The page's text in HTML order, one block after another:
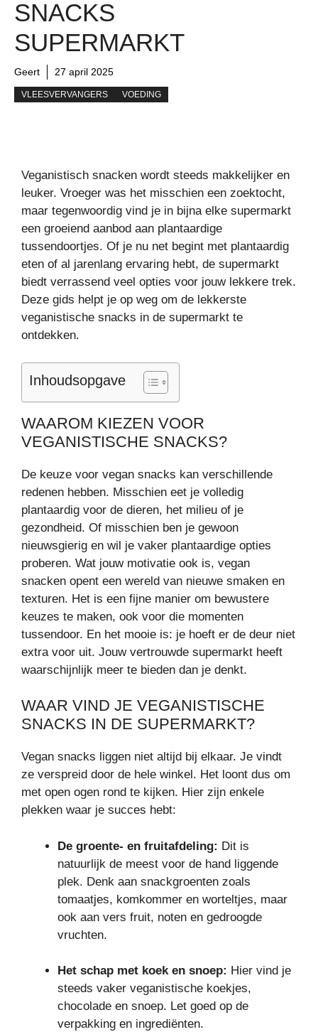
SNACKS
SUPERMARKT
Geert 27 april 2025
VLEESVERVANGERS VOEDING
Veganistisch snacken wordt steeds makkelijker en
leuker. Vroeger was het misschien een zoektocht,
maar tegenwoordig vind je in bijna elke supermarkt
een groeiend aanbod aan plantaardige
tussendoortjes. Of je nu net begint met plantaardig
eten of al jarenlang ervaring hebt, de supermarkt
biedt verrassend veel opties voor jouw lekkere trek.
Deze gids helpt je op weg om de lekkerste
veganistische snacks in de supermarkt te
ontdekken.
Inhoudsopgave
WAAROM KIEZEN VOOR
VEGANISTISCHE SNACKS?
De keuze voor vegan snacks kan verschillende
redenen hebben. Misschien eet je volledig
plantaardig voor de dieren, het milieu of je
gezondheid. Of misschien ben je gewoon
nieuwsgierig en wil je vaker plantaardige opties
proberen. Wat jouw motivatie ook is, vegan
snacken opent een wereld van nieuwe smaken en
texturen. Het is een fijne manier om bewustere
keuzes te maken, ook voor die momenten
tussendoor. En het mooie is: je hoeft er de deur niet
extra voor uit. Jouw vertrouwde supermarkt heeft
waarschijnlijk meer te bieden dan je denkt.
WAAR VIND JE VEGANISTISCHE
SNACKS IN DE SUPERMARKT?
Vegan snacks liggen niet altijd bij elkaar. Je vindt
ze verspreid door de hele winkel. Het loont dus om
met open ogen rond te kijken. Hier zijn enkele
plekken waar je succes hebt:
De groente- en fruitafdeling: Dit is
natuurlijk de meest voor de hand liggende
plek. Denk aan snackgroenten zoals
tomaatjes, komkommer en worteltjes, maar
ook aan vers fruit, noten en gedroogde
vruchten.
Het schap met koek en snoep: Hier vind je
steeds vaker veganistische koekjes,
chocolade en snoep. Let goed op de
verpakking en ingrediënten.